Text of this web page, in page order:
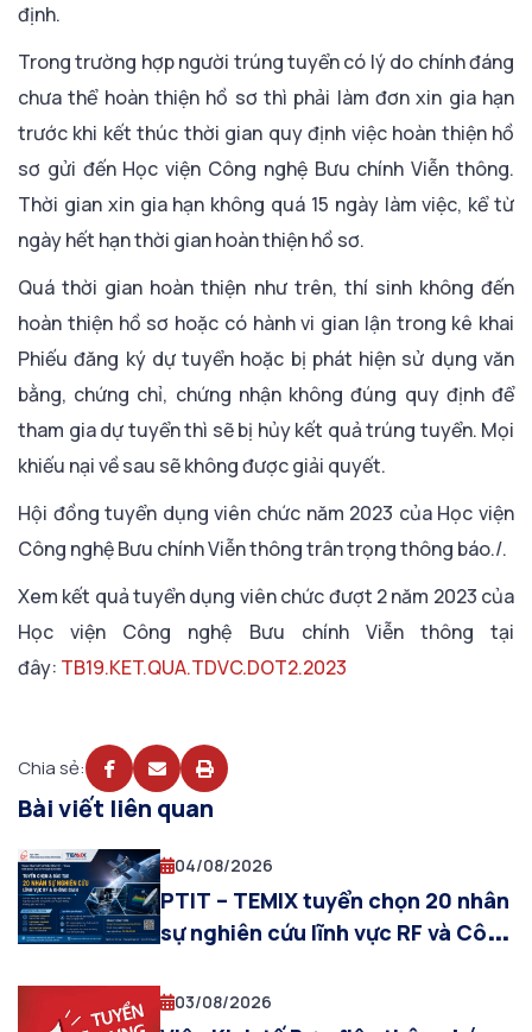
định.
Trong trường hợp người trúng tuyển có lý do chính đáng
chưa thể hoàn thiện hồ sơ thì phải làm đơn xin gia hạn
trước khi kết thúc thời gian quy định việc hoàn thiện hồ
sơ gửi đến Học viện Công nghệ Bưu chính Viễn thông.
Thời gian xin gia hạn không quá 15 ngày làm việc, kể từ
ngày hết hạn thời gian hoàn thiện hồ sơ.
Quá thời gian hoàn thiện như trên, thí sinh không đến
hoàn thiện hồ sơ hoặc có hành vi gian lận trong kê khai
Phiếu đăng ký dự tuyển hoặc bị phát hiện sử dụng văn
bằng, chứng chỉ, chứng nhận không đúng quy định để
tham gia dự tuyển thì sẽ bị hủy kết quả trúng tuyển. Mọi
khiếu nại về sau sẽ không được giải quyết.
Hội đồng tuyển dụng viên chức năm 2023 của Học viện
Công nghệ Bưu chính Viễn thông trân trọng thông báo./.
Xem kết quả tuyển dụng viên chức đượt 2 năm 2023 của
Học viện Công nghệ Bưu chính Viễn thông tại
đây: TB19.KET.QUA.TDVC.DOT2.2023
Chia sẻ:
Bài viết liên quan
04/08/2026
PTIT – TEMIX tuyển chọn 20 nhân
sự nghiên cứu lĩnh vực RF và Công
03/08/2026